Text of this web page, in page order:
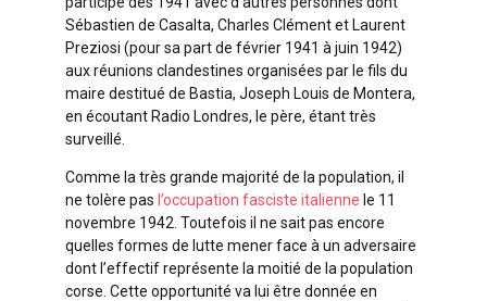
Sébastien de Casalta, Charles Clément et Laurent
Preziosi (pour sa part de février 1941 à juin 1942)
aux réunions clandestines organisées par le fils du
maire destitué de Bastia, Joseph Louis de Montera,
en écoutant Radio Londres, le père, étant très
surveillé.
Comme la très grande majorité de la population, il
ne tolère pas l’occupation fasciste italienne le 11
novembre 1942. Toutefois il ne sait pas encore
quelles formes de lutte mener face à un adversaire
dont l’effectif représente la moitié de la population
corse. Cette opportunité va lui être donnée en